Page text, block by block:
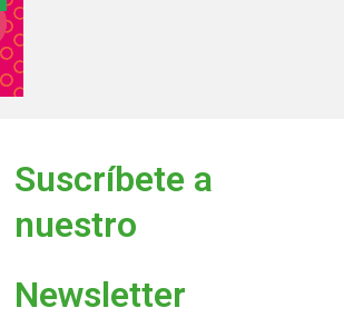
Suscríbete a
nuestro
Newsletter